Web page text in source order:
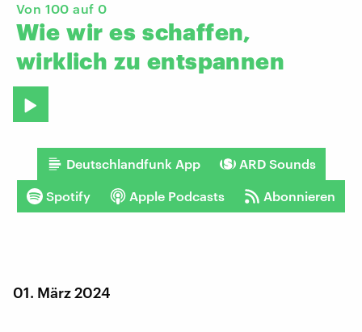
Von 100 auf 0
Wie wir es schaffen,
wirklich zu entspannen
Deutschlandfunk App ARD Sounds
Spotify Apple Podcasts Abonnieren
01. März 2024